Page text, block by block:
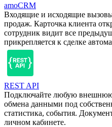
amoCRM
Входящие и исходящие
продаж. Карточка клиента
сотрудник видит все
прикрепляется к сделке
REST API
Подключайте любую внешнюю
обмена данными под
статистика, события.
личном кабинете.